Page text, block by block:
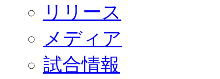
奈良クラブ明治安田Ｊ3リーグ 2026/27シーズン「
観戦ルール＆マナー
2026/27ファンコミュニティ
サポートショップ
GOODS
オフィシャルストア（実店舗）
オンラインストア
リリース
メディア
試合情報